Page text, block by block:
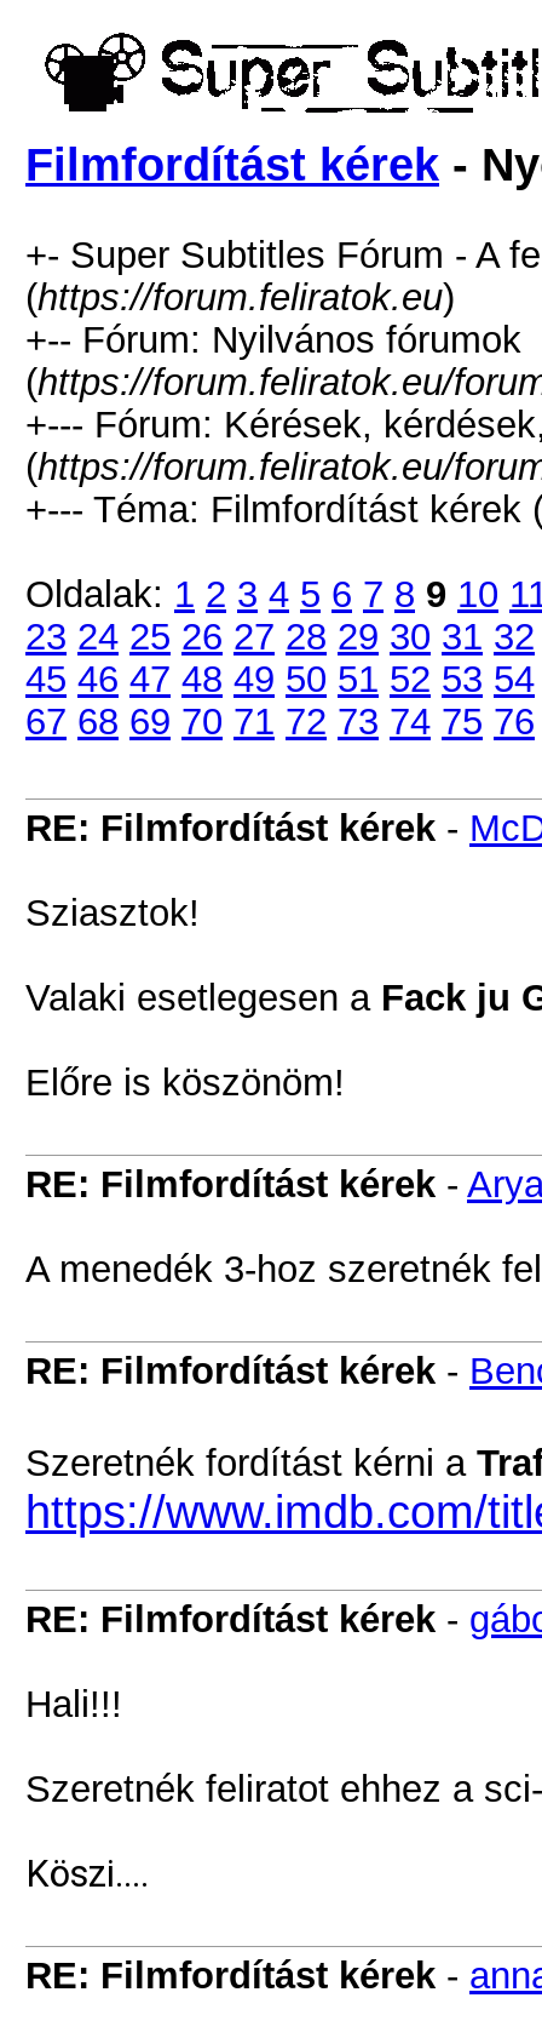
Filmfordítást kérek -
+- Super Subtitles Fórum - A
(https://forum.feliratok.eu)
+-- Fórum: Nyilvános fórumok
(https://forum.feliratok.eu/
+--- Fórum: Kérések,
(https://forum.feliratok.eu/
+--- Téma: Filmfordítást kérek
Oldalak: 1 2 3 4 5 6 7 8 9 10
23 24 25 26 27 28 29 30 31 32
45 46 47 48 49 50 51 52 53 54
67 68 69 70 71 72 73 74 75 76
RE: Filmfordítást kérek -
Sziasztok!
Valaki esetlegesen a Fack ju
Előre is köszönöm!
RE: Filmfordítást kérek -
A menedék 3-hoz szeretnék
RE: Filmfordítást kérek -
Szeretnék fordítást kérni a
https://www.imdb.com/
RE: Filmfordítást kérek -
Hali!!!
Szeretnék feliratot ehhez a
Köszi....
RE: Filmfordítást kérek -